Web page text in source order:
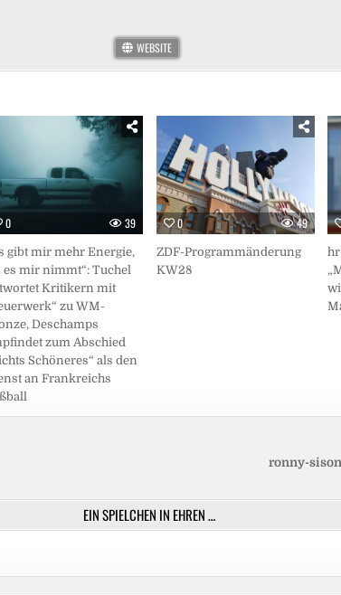
WEBSITE
0 39
gibt mir mehr Energie,
es mir nimmt“: Tuchel
Kritikern mit
zu WM-
Deschamps
zum Abschied
Schöneres“ als den
an Frankreichs
0 49
ZDF-Programmänderung
KW28
ronny-
EIN SPIELCHEN IN EHREN …